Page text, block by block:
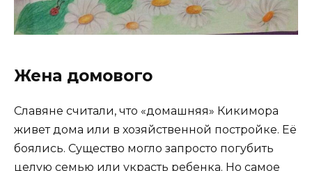
Жена домового
Славяне считали, что «домашняя» Кикимора
живет дома или в хозяйственной постройке. Её
боялись. Существо могло запросто погубить
целую семью или украсть ребенка. Но самое